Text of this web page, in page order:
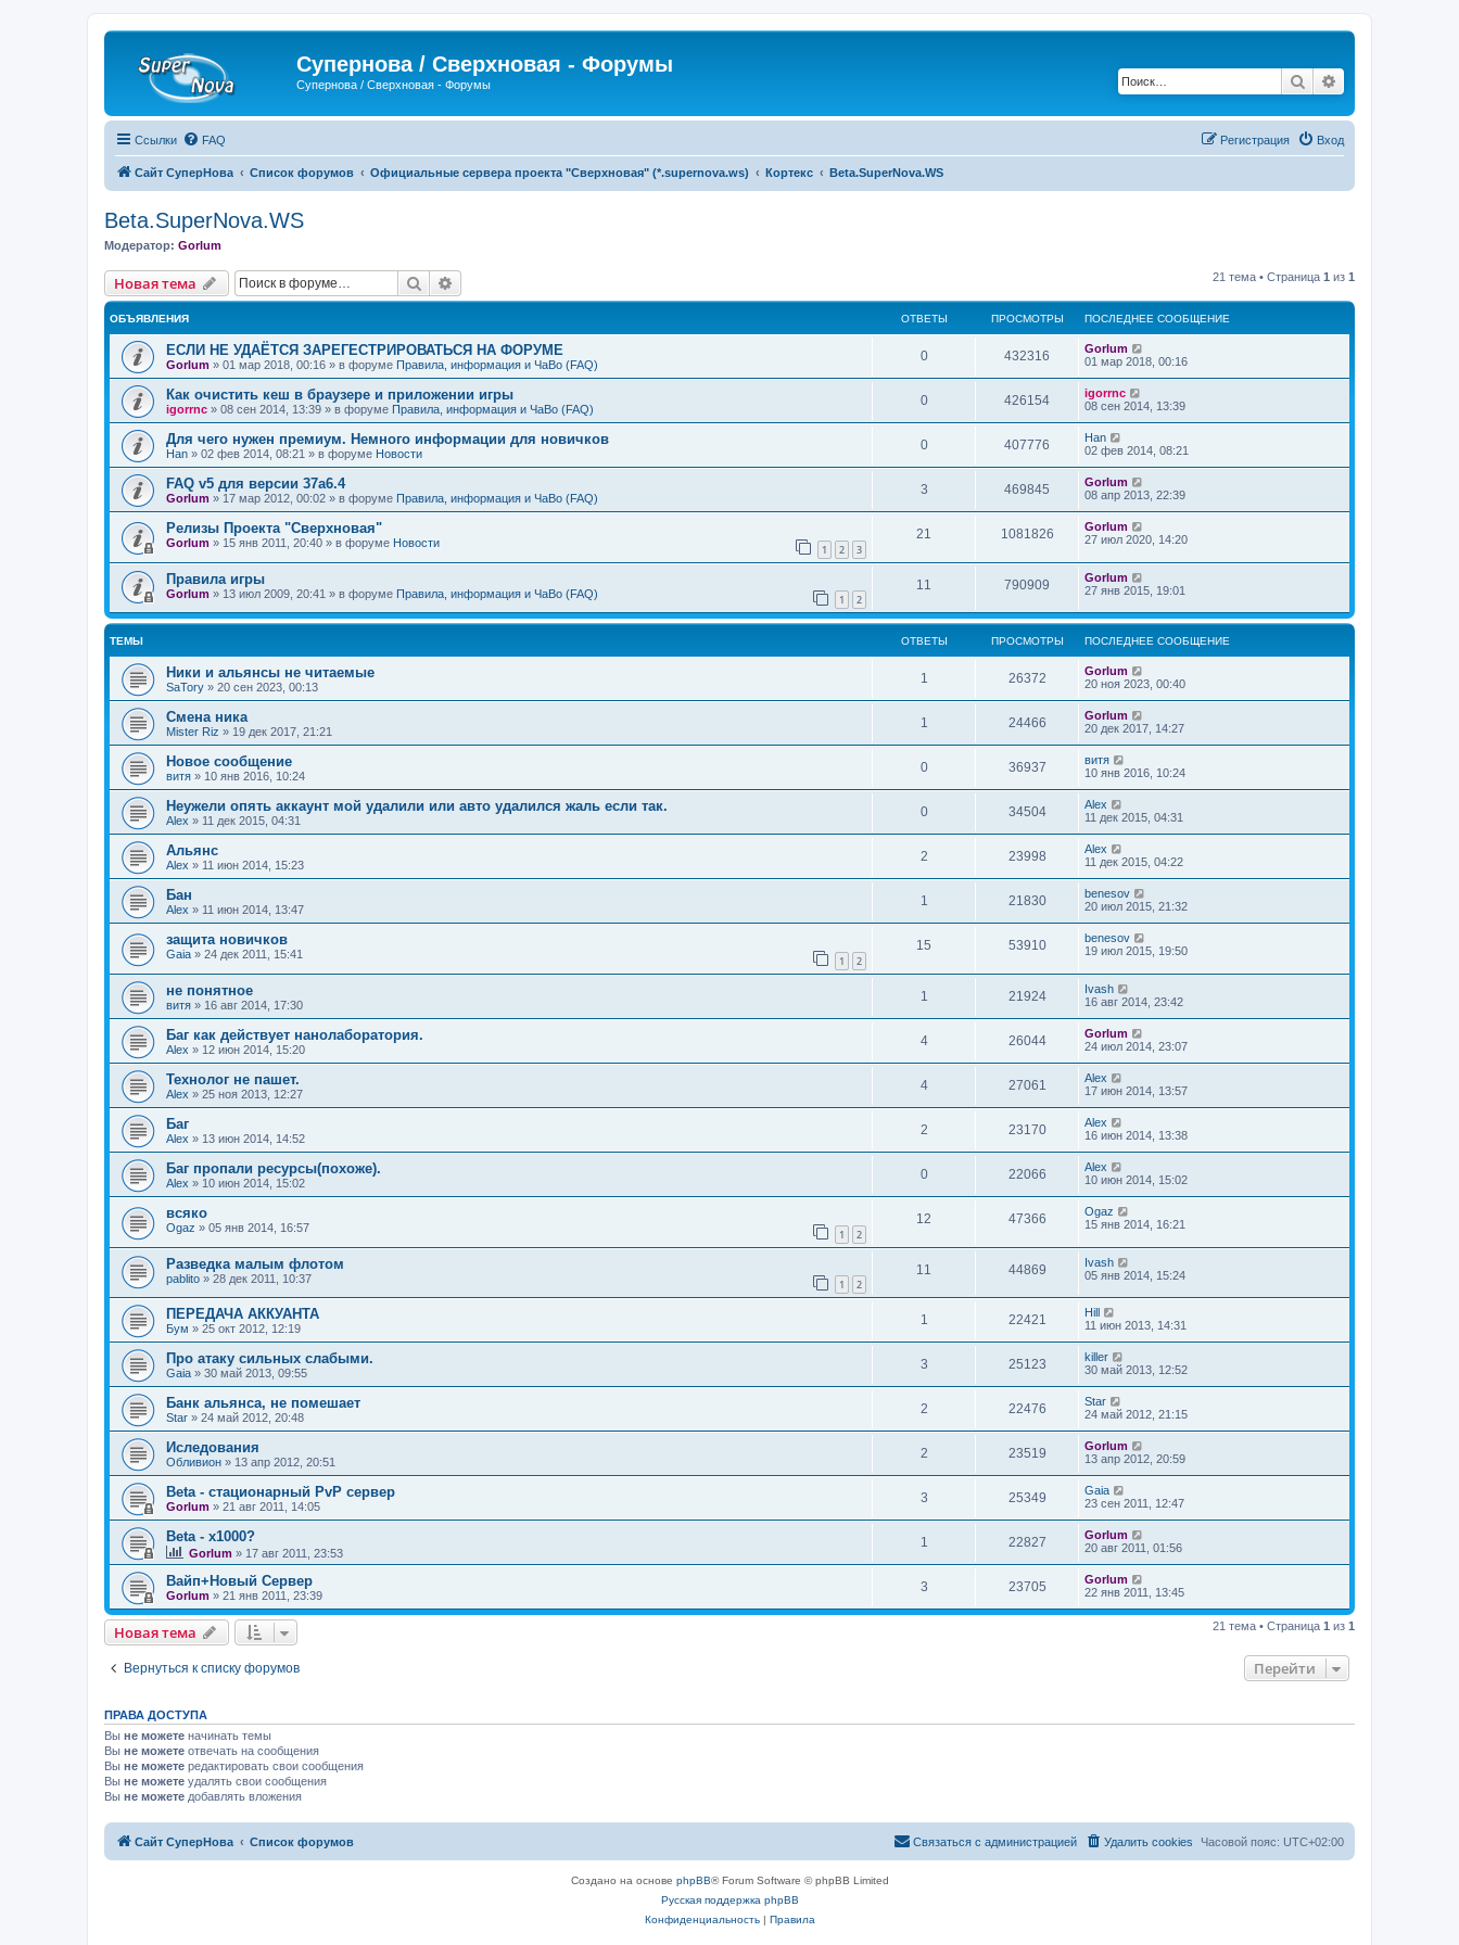
Супернова / Сверхновая - Форумы
Супернова / Сверхновая - Форумы Поиск
Ссылки FAQ Вход
Регистрация
Сайт СуперНова Список форумов Официальные сервера проекта "Сверхновая" (*.supernova.ws) Кортекс Beta.SuperNova.WS
Beta.SuperNova.WS
Модератор: Gorlum
Новая тема Поиск 21 тема • Страница 1 из 1
ОБЪЯВЛЕНИЯ ОТВЕТЫ ПРОСМОТРЫ ПОСЛЕДНЕЕ СООБЩЕНИЕ
ЕСЛИ НЕ УДАЁТСЯ ЗАРЕГЕСТРИРОВАТЬСЯ НА ФОРУМЕ
Gorlum » 01 мар 2018, 00:16 » в форуме Правила, информация и ЧаВо (FAQ)
0 432316
Gorlum
01 мар 2018, 00:16
Как очистить кеш в браузере и приложении игры
igorrnc » 08 сен 2014, 13:39 » в форуме Правила, информация и ЧаВо (FAQ)
0 426154
igorrnc
08 сен 2014, 13:39
Для чего нужен премиум. Немного информации для новичков
Han » 02 фев 2014, 08:21 » в форуме Новости
0 407776
Han
02 фев 2014, 08:21
FAQ v5 для версии 37a6.4
Gorlum » 17 мар 2012, 00:02 » в форуме Правила, информация и ЧаВо (FAQ)
3 469845
Gorlum
08 апр 2013, 22:39
Релизы Проекта "Сверхновая"
Gorlum » 15 янв 2011, 20:40 » в форуме Новости 1 2 3
21 1081826
Gorlum
27 июл 2020, 14:20
Правила игры
Gorlum » 13 июл 2009, 20:41 » в форуме Правила, информация и ЧаВо (FAQ) 1 2
11 790909
Gorlum
27 янв 2015, 19:01
ТЕМЫ ОТВЕТЫ ПРОСМОТРЫ ПОСЛЕДНЕЕ СООБЩЕНИЕ
Ники и альянсы не читаемые
SaTory » 20 сен 2023, 00:13
1 26372
Gorlum
20 ноя 2023, 00:40
Смена ника
Mister Riz » 19 дек 2017, 21:21
1 24466
Gorlum
20 дек 2017, 14:27
Новое сообщение
витя » 10 янв 2016, 10:24
0 36937
витя
10 янв 2016, 10:24
Неужели опять аккаунт мой удалили или авто удалился жаль если так.
Alex » 11 дек 2015, 04:31
0 34504
Alex
11 дек 2015, 04:31
Альянс
Alex » 11 июн 2014, 15:23
2 23998
Alex
11 дек 2015, 04:22
Бан
Alex » 11 июн 2014, 13:47
1 21830
benesov
20 июл 2015, 21:32
защита новичков
Gaia » 24 дек 2011, 15:41 1 2
15 53910
benesov
19 июл 2015, 19:50
не понятное
витя » 16 авг 2014, 17:30
1 21924
Ivash
16 авг 2014, 23:42
Баг как действует нанолаборатория.
Alex » 12 июн 2014, 15:20
4 26044
Gorlum
24 июл 2014, 23:07
Технолог не пашет.
Alex » 25 ноя 2013, 12:27
4 27061
Alex
17 июн 2014, 13:57
Баг
Alex » 13 июн 2014, 14:52
2 23170
Alex
16 июн 2014, 13:38
Баг пропали ресурсы(похоже).
Alex » 10 июн 2014, 15:02
0 22066
Alex
10 июн 2014, 15:02
всяко
Ogaz » 05 янв 2014, 16:57 1 2
12 47366
Ogaz
15 янв 2014, 16:21
Разведка малым флотом
pablito » 28 дек 2011, 10:37 1 2
11 44869
Ivash
05 янв 2014, 15:24
ПЕРЕДАЧА АККУАНТА
Бум » 25 окт 2012, 12:19
1 22421
Hill
11 июн 2013, 14:31
Про атаку сильных слабыми.
Gaia » 30 май 2013, 09:55
3 25123
killer
30 май 2013, 12:52
Банк альянса, не помешает
Star » 24 май 2012, 20:48
2 22476
Star
24 май 2012, 21:15
Иследования
Обливион » 13 апр 2012, 20:51
2 23519
Gorlum
13 апр 2012, 20:59
Beta - стационарный PvP сервер
Gorlum » 21 авг 2011, 14:05
3 25349
Gaia
23 сен 2011, 12:47
Beta - x1000?
Gorlum » 17 авг 2011, 23:53
1 22827
Gorlum
20 авг 2011, 01:56
Вайп+Новый Сервер
Gorlum » 21 янв 2011, 23:39
3 23705
Gorlum
22 янв 2011, 13:45
Новая тема 21 тема • Страница 1 из 1
Вернуться к списку форумов Перейти
ПРАВА ДОСТУПА
Вы не можете начинать темы
Вы не можете отвечать на сообщения
Вы не можете редактировать свои сообщения
Вы не можете удалять свои сообщения
Вы не можете добавлять вложения
Сайт СуперНова Список форумов Часовой пояс: UTC+02:00
Удалить cookies
Связаться с администрацией
Создано на основе phpBB® Forum Software © phpBB Limited
Русская поддержка phpBB
Конфиденциальность| Правила